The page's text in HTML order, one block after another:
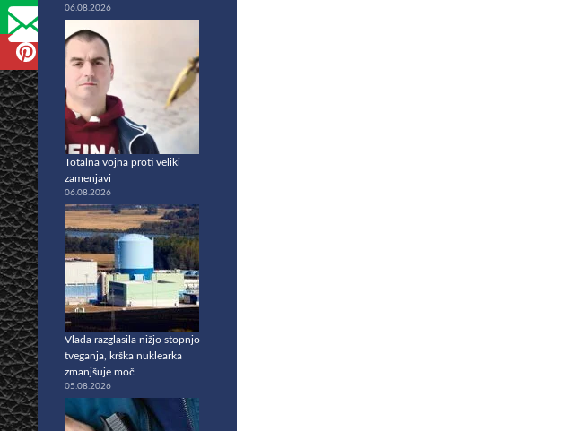
06.08.2026
Totalna vojna proti veliki
zamenjavi
06.08.2026
Vlada razglasila nižjo stopnjo
tveganja, krška nuklearka
zmanjšuje moč
05.08.2026